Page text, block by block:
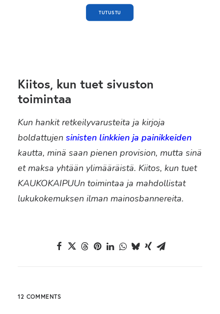
TUTUSTU
Kiitos, kun tuet sivuston
toimintaa
Kun hankit retkeilyvarusteita ja kirjoja
boldattujen sinisten linkkien ja painikkeiden
kautta, minä saan pienen provision, mutta sinä
et maksa yhtään ylimääräistä. Kiitos, kun tuet
KAUKOKAIPUUn toimintaa ja mahdollistat
lukukokemuksen ilman mainosbannereita.
12 COMMENTS